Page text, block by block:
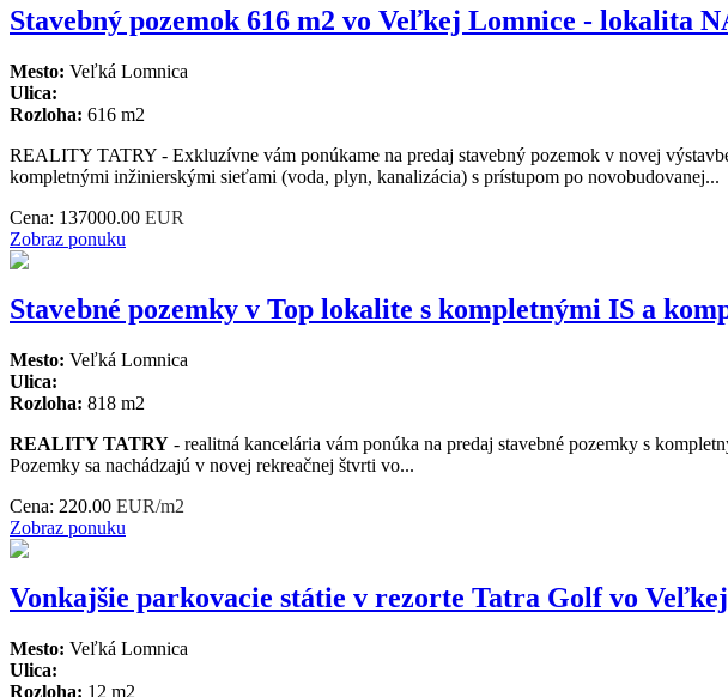
Stavebný pozemok 616 m2 vo Veľkej Lomnice - lokalita
Mesto: Veľká Lomnica
Ulica:
Rozloha: 616 m2
REALITY TATRY - Exkluzívne vám ponúkame na predaj stavebný pozemok v novej
kompletnými inžinierskými sieťami (voda, plyn, kanalizácia) s prístupom po novobudovanej...
Cena: 137000.00 EUR
Zobraz ponuku
Stavebné pozemky v Top lokalite s kompletnými IS a
Mesto: Veľká Lomnica
Ulica:
Rozloha: 818 m2
REALITY TATRY - realitná kancelária vám ponúka na predaj stavebné pozemky s
Pozemky sa nachádzajú v novej rekreačnej štvrti vo...
Cena: 220.00 EUR/m2
Zobraz ponuku
Vonkajšie parkovacie státie v rezorte Tatra Golf vo
Mesto: Veľká Lomnica
Ulica:
Rozloha: 12 m2